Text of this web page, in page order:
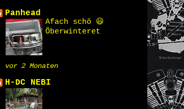
Panhead
Afach schö 😃
Öberwinteret
vor 2 Monaten
H-DC NEBI